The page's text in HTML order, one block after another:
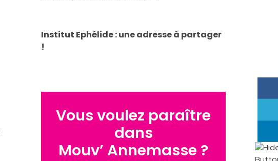
Institut Ephélide : une adresse à partager
!
Vous voulez paraître
dans
Mouv’ Annemasse ?